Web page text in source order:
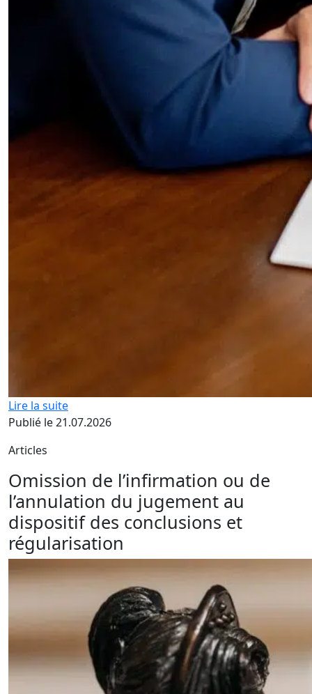
Lire la suite
Publié le 21.07.2026
Articles
Omission de l’infirmation ou de
l’annulation du jugement au
dispositif des conclusions et
régularisation